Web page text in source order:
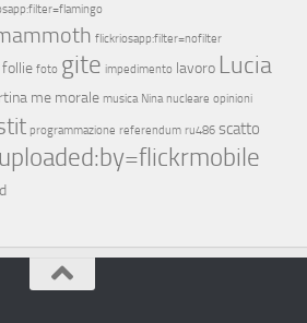
flickriosapp:filter=nofilter
follie foto gite impedimento lavoro Lucia
me morale musica Nina nucleare opinioni
programmazione referendum ru486 scatto
uploaded:by=flickrmobile